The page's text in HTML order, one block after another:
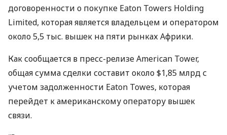
договоренности о покупке Eaton Towers Holding
Limited, которая является владельцем и оператором
около 5,5 тыс. вышек на пяти рынках Африки.
Как сообщается в пресс-релизе American Tower,
общая сумма сделки составит около $1,85 млрд с
учетом задолженности Eaton Towes, которая
перейдет к американскому оператору вышек
связи.